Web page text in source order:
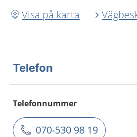
Visa på karta
Telefon
Telefonnummer
070-530 98 19